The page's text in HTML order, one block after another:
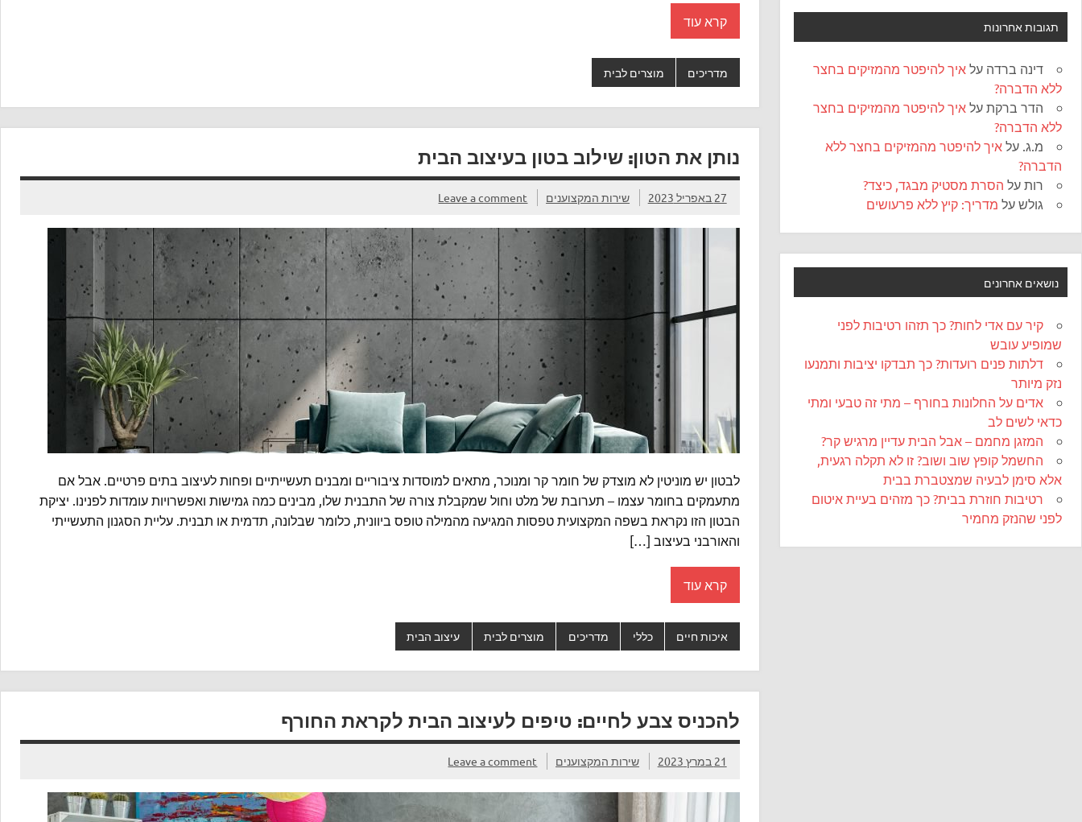
קרא עוד
מדריכים מוצרים לבית
נותן את הטון: שילוב בטון בעיצוב הבית
27 באפריל 2023 שירות המקצוענים Leave a comment
לבטון יש מוניטין לא מוצדק של חומר קר ומנוכר, מתאים למוסדות ציבוריים ומבנים תעשייתיים ופחות לעיצוב בתים פרטיים. אבל אם
מתעמקים בחומר עצמו – תערובת של מלט וחול שמקבלת צורה של התבנית שלו, מבינים כמה גמישות ואפשרויות עומדות לפנינו. יציקת
הבטון הזו נקראת בשפה המקצועית טפסות המגיעה מהמילה טופס ביוונית, כלומר שבלונה, תדמית או תבנית. עליית הסגנון התעשייתי
והאורבני בעיצוב […]
קרא עוד
איכות חיים כללי מדריכים מוצרים לבית עיצוב הבית
להכניס צבע לחיים: טיפים לעיצוב הבית לקראת החורף
21 במרץ 2023 שירות המקצוענים Leave a comment
תגובות אחרונות
דינה ברדה על איך להיפטר מהמזיקים בחצר
ללא הדברה?
הדר ברקת על איך להיפטר מהמזיקים בחצר
ללא הדברה?
מ.ג. על איך להיפטר מהמזיקים בחצר ללא
הדברה?
רות על הסרת מסטיק מבגד, כיצד?
גולש על מדריך: קיץ ללא פרעושים
נושאים אחרונים
קיר עם אדי לחות? כך תזהו רטיבות לפני
שמופיע עובש
דלתות פנים רועדות? כך תבדקו יציבות ותמנעו
נזק מיותר
אדים על החלונות בחורף – מתי זה טבעי ומתי
כדאי לשים לב
המזגן מחמם – אבל הבית עדיין מרגיש קר?
החשמל קופץ שוב ושוב? זו לא תקלה רגעית,
אלא סימן לבעיה שמצטברת בבית
רטיבות חוזרת בבית? כך מזהים בעיית איטום
לפני שהנזק מחמיר